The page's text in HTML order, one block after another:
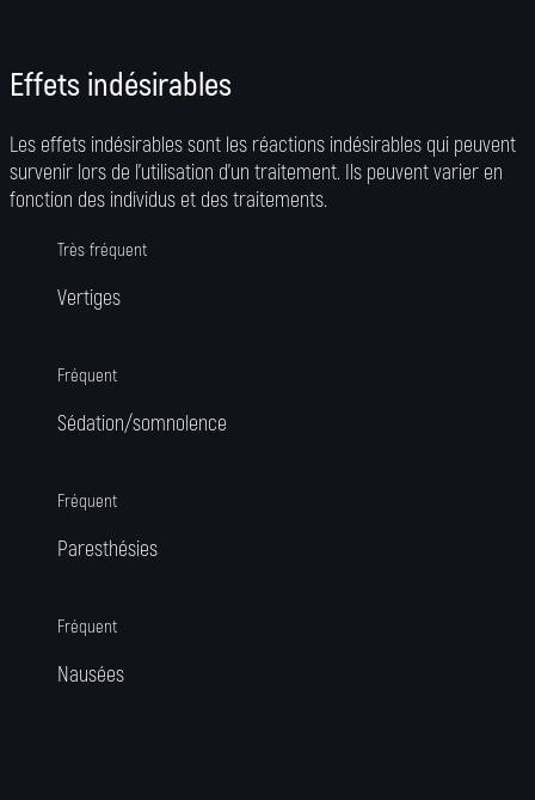
Effets indésirables
Les effets indésirables sont les réactions indésirables qui peuvent
survenir lors de l’utilisation d’un traitement. Ils peuvent varier en
fonction des individus et des traitements.
Très fréquent
Vertiges
Fréquent
Sédation/somnolence
Fréquent
Paresthésies
Fréquent
Nausées